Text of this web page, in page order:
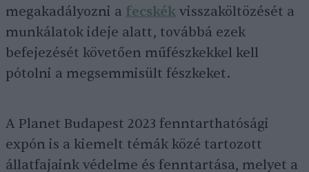
megakadályozni a fecskék visszaköltözését a
munkálatok ideje alatt, továbbá ezek
befejezését követően műfészkekkel kell
pótolni a megsemmisült fészkeket.
A Planet Budapest 2023 fenntarthatósági
expón is a kiemelt témák közé tartozott
állatfajaink védelme és fenntartása, melyet a